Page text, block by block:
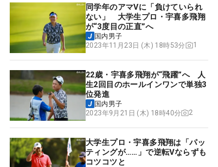
同学年のアマVに「負けていられ
ない」 大学生プロ・宇喜多飛翔
が“3度目の正直”へ
国内男子
2023年11月23日 (木) 18時53分
1
22歳・宇喜多飛翔が“飛躍”へ 人
生2回目のホールインワンで単独3
位発進
国内男子
2023年9月21日 (木) 18時40分
2
大学生プロ・宇喜多飛翔は「パッ
ティングが……」で逆転Vならずも
コツコツと